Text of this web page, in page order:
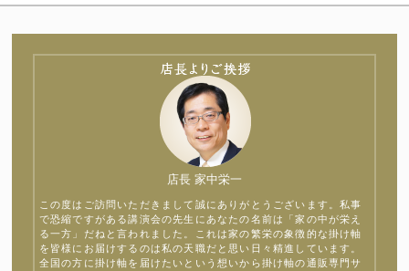
店長 家中栄一
この度はご訪問いただきまして誠にありがとうございます。私事
で恐縮ですがある講演会の先生にあなたの名前は「家の中が栄え
る一方」だねと言われました。これは家の繁栄の象徴的な掛け軸
を皆様にお届けするのは私の天職だと思い日々精進しています。
全国の方に掛け軸を届けたいという想いから掛け軸の通販専門サ